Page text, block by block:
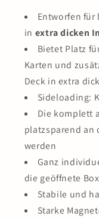
Entworfen für
in extra dicken
Bietet Platz
Karten und
Deck in extra
Sideloading:
Die komplett
platzsparend an
werden
Ganz
die geöffnete
Stabile und
Starke